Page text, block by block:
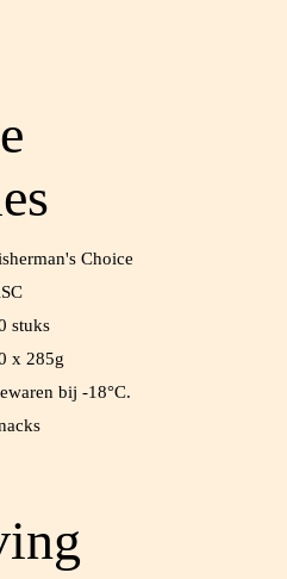
Choice
stuks
x 285g
bij -18°C.